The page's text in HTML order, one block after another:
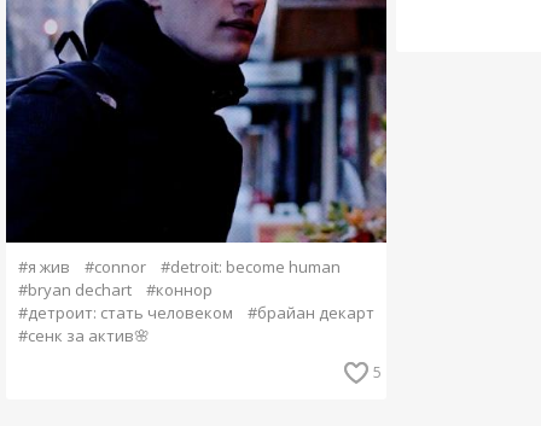
#я жив #connor
#detroit: become human
#bryan dechart
#коннор
#детроит: стать человеком
#брайан декарт
#сенк за актив🌸
5